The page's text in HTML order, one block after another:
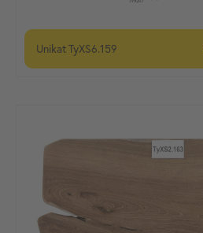
UnikatTyXS6.159